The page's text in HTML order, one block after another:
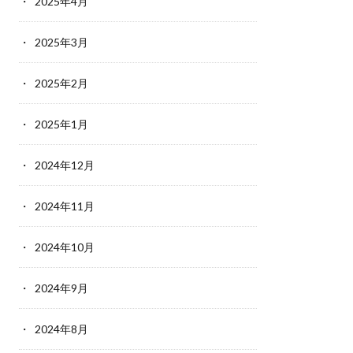
2025年3月
2025年2月
2025年1月
2024年12月
2024年11月
2024年10月
2024年9月
2024年8月